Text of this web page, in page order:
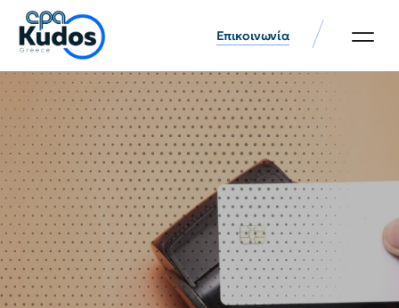
Επικοινωνία